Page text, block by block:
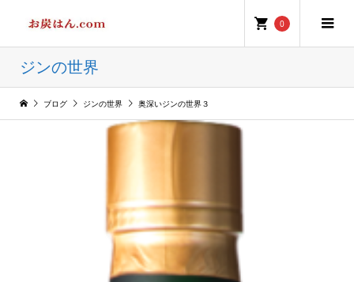
0
ジンの世界
ブログ ジンの世界 奥深いジンの世界３